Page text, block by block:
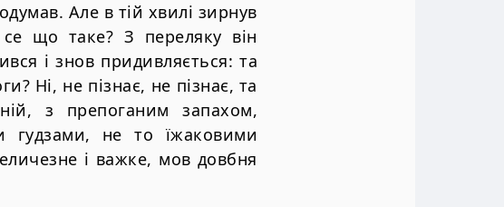
Але в тiй хвилi зирнув
що таке? З переляку вiн
i знов придивляється: та
Нi, не пiзнає, не пiзнає, та
з препоганим запахом,
не то їжаковими
i важке, мов довбня